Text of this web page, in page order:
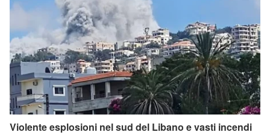
Violente esplosioni nel sud del Libano e vasti incendi